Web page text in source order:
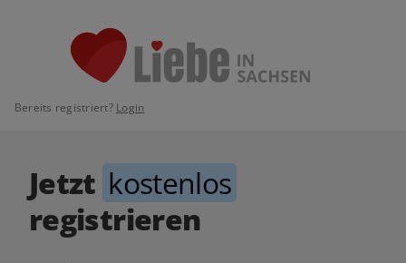
Bereits registriert? Login
Jetzt kostenlos
registrieren